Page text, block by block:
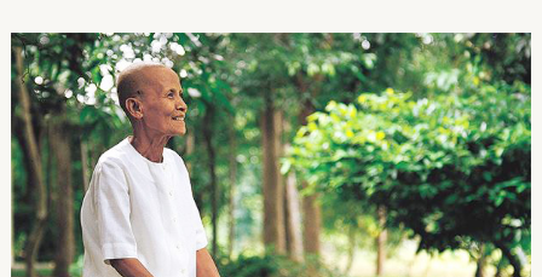
法
身
寺
創
辦
人
——